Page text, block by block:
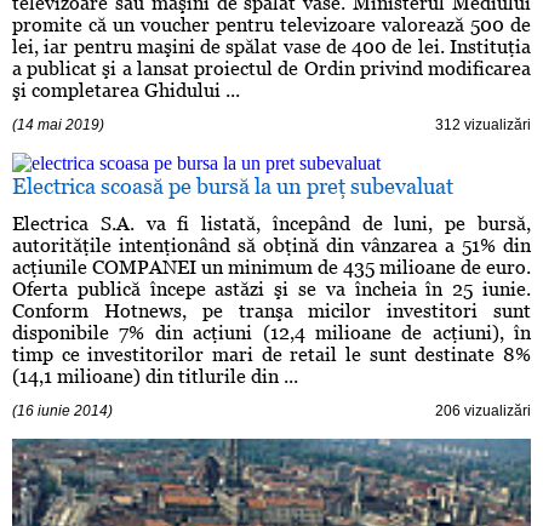
promite că un voucher pentru televizoare valorează 500 de
lei, iar pentru maşini de spălat vase de 400 de lei. Instituţia
a publicat şi a lansat proiectul de Ordin privind modificarea
şi completarea Ghidului ...
(14 mai 2019) 312 vizualizări
Electrica scoasă pe bursă la un preţ subevaluat
Electrica S.A. va fi listată, începând de luni, pe bursă,
autorităţile intenţionând să obţină din vânzarea a 51% din
acţiunile COMPANEI un minimum de 435 milioane de euro.
Oferta publică începe astăzi şi se va încheia în 25 iunie.
Conform Hotnews, pe tranşa micilor investitori sunt
disponibile 7% din acţiuni (12,4 milioane de acţiuni), în
timp ce investitorilor mari de retail le sunt destinate 8%
(14,1 milioane) din titlurile din ...
(16 iunie 2014) 206 vizualizări